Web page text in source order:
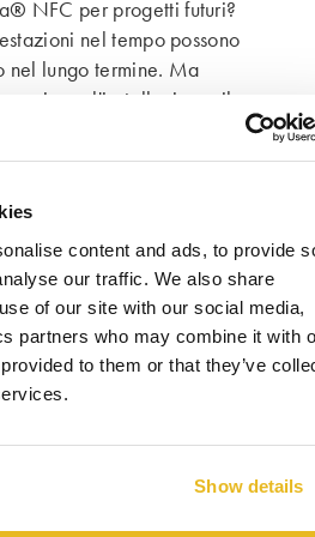
content and ads, to provide
our traffic. We also share
of our site with our social media,
partners who may combine it with
to them or that they’ve
Show details
® NFC per progetti futuri?
nel tempo possono
nel lungo termine. Ma
l'installazione, il
potremmo
di nuovo per questo
Genk, Belgio Lo studio
con sede a Genk, Belgio, è
Andries e Thomas Roex
vario tipo, tra cui abitazioni